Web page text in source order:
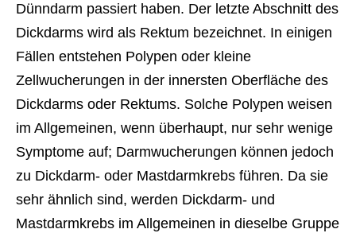
Dünndarm passiert haben. Der letzte Abschnitt des
Dickdarms wird als Rektum bezeichnet. In einigen
Fällen entstehen Polypen oder kleine
Zellwucherungen in der innersten Oberfläche des
Dickdarms oder Rektums. Solche Polypen weisen
im Allgemeinen, wenn überhaupt, nur sehr wenige
Symptome auf; Darmwucherungen können jedoch
zu Dickdarm- oder Mastdarmkrebs führen. Da sie
sehr ähnlich sind, werden Dickdarm- und
Mastdarmkrebs im Allgemeinen in dieselbe Gruppe